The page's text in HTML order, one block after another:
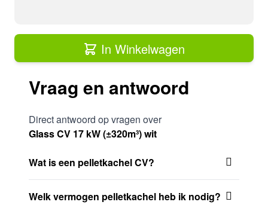
In Winkelwagen
Vraag en antwoord
Direct antwoord op vragen over
Glass CV 17 kW (±320m³) wit
Wat is een pelletkachel CV?
Welk vermogen pelletkachel heb ik nodig?